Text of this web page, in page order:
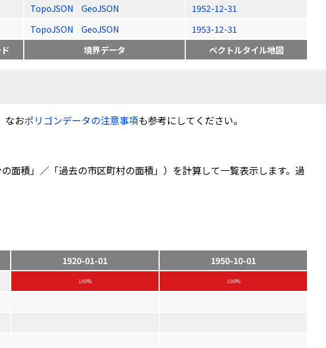
TopoJSON GeoJSON
1952-12-31
TopoJSON GeoJSON
1953-12-31
境界データ ベクトルタイル地図
なおポリゴンデータの注意事項も参考にしてください。
面積」／「過去の市区町村の面積」）を計算して一覧表示します。過
1920-01-01
1950-10-01
100% 100%